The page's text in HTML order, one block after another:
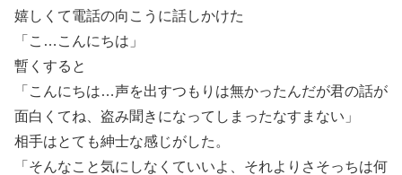
嬉しくて電話の向こうに話しかけた
「こ…こんにちは」
暫くすると
「こんにちは…声を出すつもりは無かったんだが君の話が
面白くてね、盗み聞きになってしまったなすまない」
相手はとても紳士な感じがした。
「そんなこと気にしなくていいよ、それよりさそっちは何